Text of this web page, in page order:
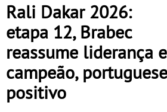
Rali Dakar 2026:
etapa 12, Brabec
reassume liderança
campeão,
positivo